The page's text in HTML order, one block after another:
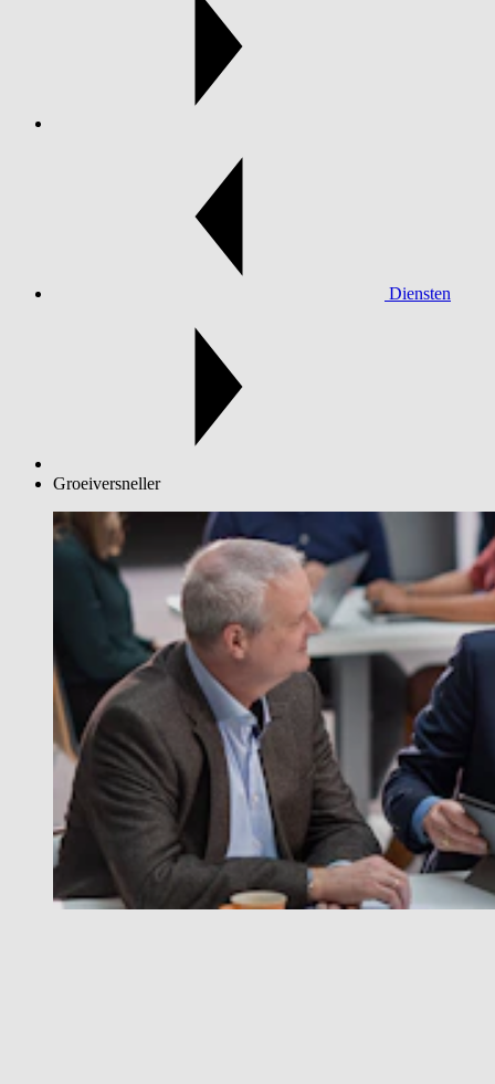
Diensten
Groeiversneller